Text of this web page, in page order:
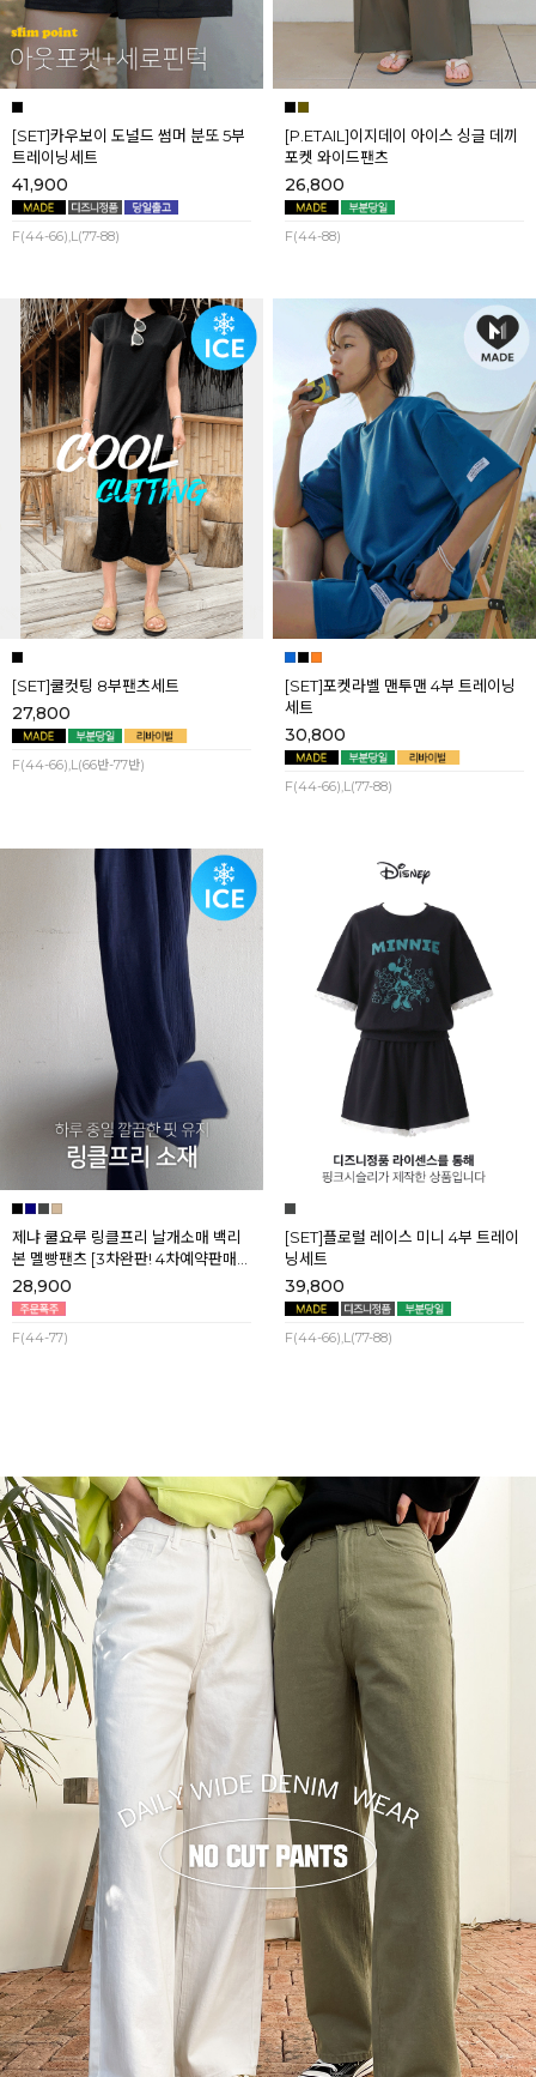
[SET]카우보이 도널드 썸머 분또 5부
트레이닝세트
41,900
F(44-66),L(77-88)
[P.ETAIL]이지데이 아이스 싱글 데끼
포켓 와이드팬츠
26,800
F(44-88)
[SET]쿨컷팅 8부팬츠세트
27,800
F(44-66),L(66반-77반)
[SET]포켓라벨 맨투맨 4부 트레이닝
세트
30,800
F(44-66),L(77-88)
제냐 쿨요루 링클프리 날개소매 백리
본 멜빵팬츠 [3차완판! 4차예약판매]
[네이비] 8월셋째주 순차배송
28,900
F(44-77)
[SET]플로럴 레이스 미니 4부 트레이
닝세트
39,800
F(44-66),L(77-88)